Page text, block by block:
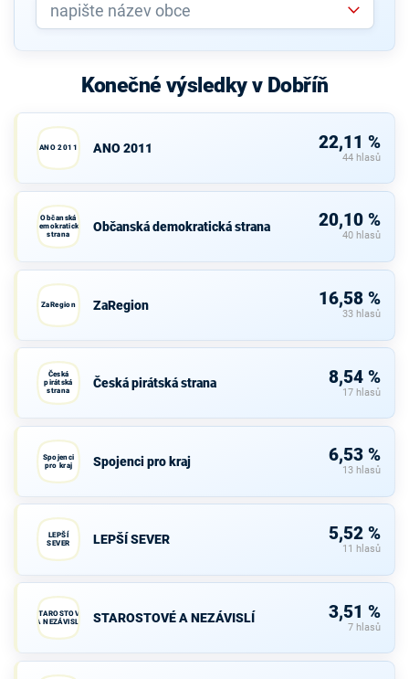
Konečné výsledky v Dobříň
ANO 2011 ANO 2011 22,11 %
44 hlasů
Občanská
demokratická
strana
Občanská demokratická strana 20,10 %
40 hlasů
ZaRegion ZaRegion 16,58 %
33 hlasů
Česká
pirátská
strana
Česká pirátská strana 8,54 %
17 hlasů
Spojenci
pro kraj
Spojenci pro kraj 6,53 %
13 hlasů
LEPŠÍ
SEVER
LEPŠÍ SEVER 5,52 %
11 hlasů
STAROSTOVÉ
A NEZÁVISLÍ
STAROSTOVÉ A NEZÁVISLÍ 3,51 %
7 hlasů